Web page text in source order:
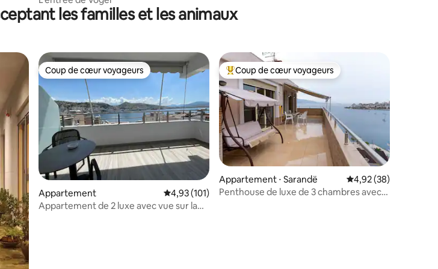
les familles et les animaux
: 4,91 sur 5
Coup de cœur voyageurs
Coup de cœur voyageurs
Appartement Évaluation moyenne sur la base de 101 commentaires : 4,93 sur 5
4,93 (101)
Appartement de 2 luxe avec vue sur la
Coups de cœur voyageurs les plus appréciés
Coup de cœur voyageurs
Appartement ⋅ Sarandë Évaluation moyenne
4,92 (38)
Penthouse de luxe de 3 chambres avec